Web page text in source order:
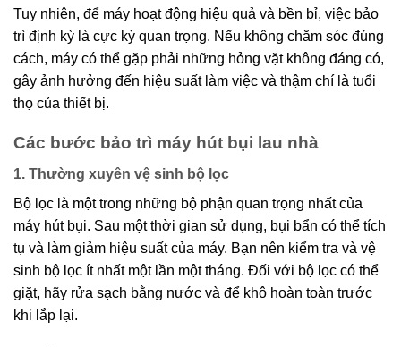
Tuy nhiên, để máy hoạt động hiệu quả và bền bỉ, việc bảo
trì định kỳ là cực kỳ quan trọng. Nếu không chăm sóc đúng
cách, máy có thể gặp phải những hỏng vặt không đáng có,
gây ảnh hưởng đến hiệu suất làm việc và thậm chí là tuổi
thọ của thiết bị.
Các bước bảo trì máy hút bụi lau nhà
1. Thường xuyên vệ sinh bộ lọc
Bộ lọc là một trong những bộ phận quan trọng nhất của
máy hút bụi. Sau một thời gian sử dụng, bụi bẩn có thể tích
tụ và làm giảm hiệu suất của máy. Bạn nên kiểm tra và vệ
sinh bộ lọc ít nhất một lần một tháng. Đối với bộ lọc có thể
giặt, hãy rửa sạch bằng nước và để khô hoàn toàn trước
khi lắp lại.